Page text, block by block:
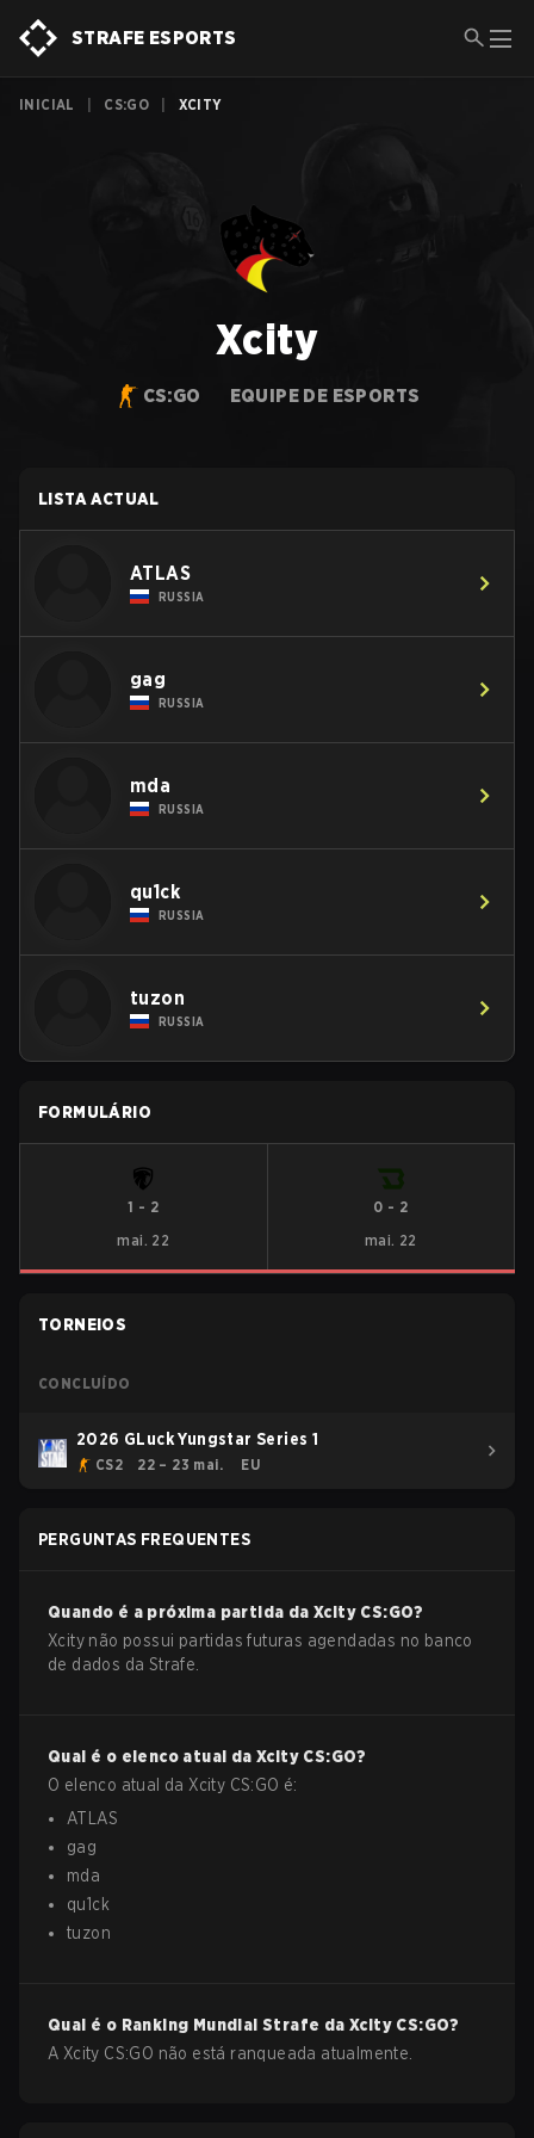
STRAFE ESPORTS
INICIAL CS:GO XCITY
Xcity
CS:GO EQUIPE DE ESPORTS
LISTA ACTUAL
ATLAS
RUSSIA
gag
RUSSIA
mda
RUSSIA
qu1ck
RUSSIA
tuzon
RUSSIA
FORMULÁRIO
1 - 2
mai. 22
0 - 2
mai. 22
TORNEIOS
CONCLUÍDO
2026 GLuck Yungstar Series 1
CS2 22 – 23 mai. EU
PERGUNTAS FREQUENTES
Quando é a próxima partida da Xcity CS:GO?
Xcity não possui partidas futuras agendadas no banco
de dados da Strafe.
Qual é o elenco atual da Xcity CS:GO?
O elenco atual da Xcity CS:GO é:
ATLAS
gag
mda
qu1ck
tuzon
Qual é o Ranking Mundial Strafe da Xcity CS:GO?
A Xcity CS:GO não está ranqueada atualmente.